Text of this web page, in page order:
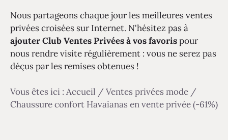
Nous partageons chaque jour les meilleures ventes
privées croisées sur Internet. N'hésitez pas à
ajouter Club Ventes Privées à vos favorispour
nous rendre visite régulièrement : vous ne serez pas
déçus par les remises obtenues !
Vous êtes ici : Accueil / Ventes privées mode /
Chaussure confort Havaianas en vente privée (-61%)